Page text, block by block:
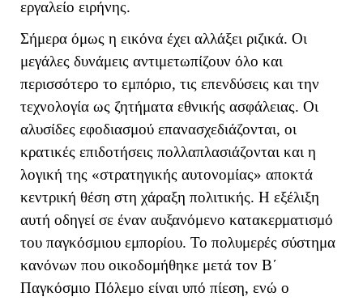
εργαλείο ειρήνης.
Σήμερα όμως η εικόνα έχει αλλάξει ριζικά. Οι
μεγάλες δυνάμεις αντιμετωπίζουν όλο και
περισσότερο το εμπόριο, τις επενδύσεις και την
τεχνολογία ως ζητήματα εθνικής ασφάλειας. Οι
αλυσίδες εφοδιασμού επανασχεδιάζονται, οι
κρατικές επιδοτήσεις πολλαπλασιάζονται και η
λογική της «στρατηγικής αυτονομίας» αποκτά
κεντρική θέση στη χάραξη πολιτικής. Η εξέλιξη
αυτή οδηγεί σε έναν αυξανόμενο κατακερματισμό
του παγκόσμιου εμπορίου. Το πολυμερές σύστημα
κανόνων που οικοδομήθηκε μετά τον Β΄
Παγκόσμιο Πόλεμο είναι υπό πίεση, ενώ ο